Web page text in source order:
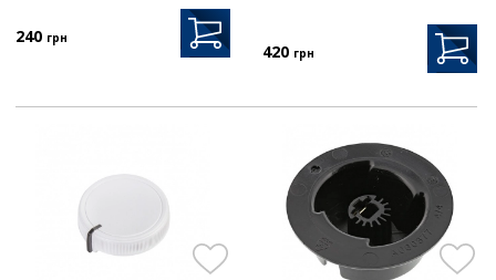
240 грн
420 грн